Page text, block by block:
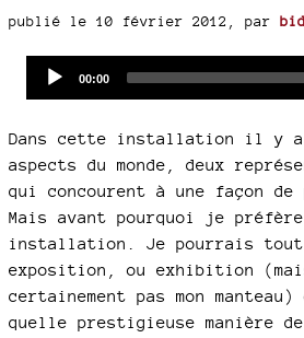
publié le 10 février 2012 , par
Current
00:00
Dans cette installation il y a
aspects du monde, deux
qui concourent à une façon de
Mais avant pourquoi je
installation. Je pourrais
exposition, ou exhibition
certainement pas mon
quelle prestigieuse manière